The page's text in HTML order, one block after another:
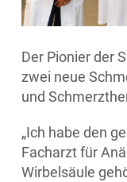
Der Pionier der
zwei neue
und
„Ich habe den
Facharzt für
Wirbelsäule